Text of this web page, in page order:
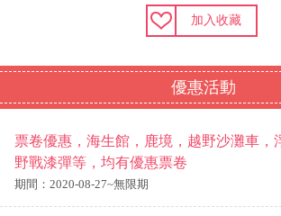
加入收藏
優惠活動
票卷優惠，海生館，鹿境，越野沙灘車，
野戰漆彈等，均有優惠票卷
期間：2020-08-27~無限期